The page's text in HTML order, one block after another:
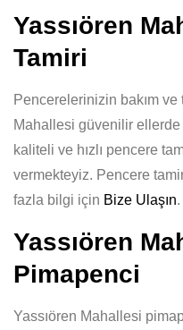
Yassıören
Tamiri
Pencerelerinizin bakım ve
Mahallesi güvenilir ellerde
kaliteli ve hızlı pencere
vermekteyiz. Pencere
fazla bilgi için Bize Ulaşın.
Yassıören
Pimapenci
Yassıören Mahallesi